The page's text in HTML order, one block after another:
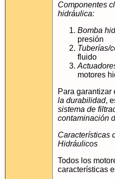
Componentes
hidráulica:
Bomba
presión
Tuberías/
fluido
motores
Para garantizar
la durabilidad,
sistema de
contaminación
Características
Hidráulicos
Todos los
características